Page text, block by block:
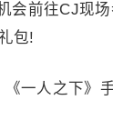
前往CJ现场
包!